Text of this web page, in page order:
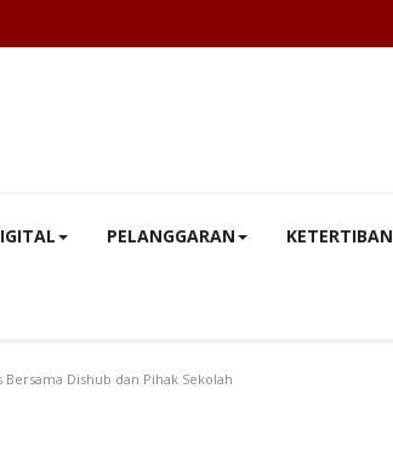
PELANGGARAN KETERTIBAN
Dishub dan Pihak Sekolah